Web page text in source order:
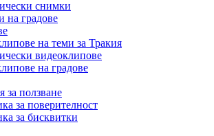
снимки
на градове
на теми за Тракия
видеоклипове
на градове
за ползване
за поверителност
за бисквитки